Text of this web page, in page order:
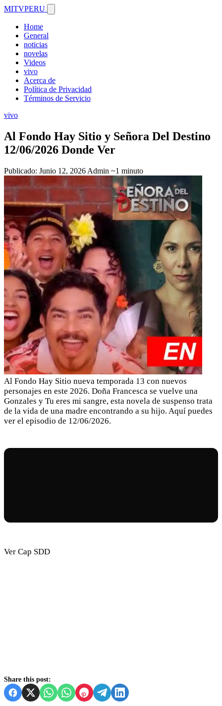
MITVPERU
Home
General
noticias
novelas
Videos
vivo
Acerca de
Política de Privacidad
Términos de Servicio
vivo
Al Fondo Hay Sitio y Señora Del Destino
12/06/2026 Donde Ver
Publicado: Junio 12, 2026 Admin ~1 minuto
Al Fondo Hay Sitio nueva temporada 13 con nuevos
personajes en este 2026. Doña Francesca se vuelve una
Gonzales y Tu eres mi sangre, esta novela de suspenso trata
de la vida de una madre encontrando a su hijo. Aquí puedes
ver el episodio de 12/06/2026.
Ver Cap SDD
Share this post: